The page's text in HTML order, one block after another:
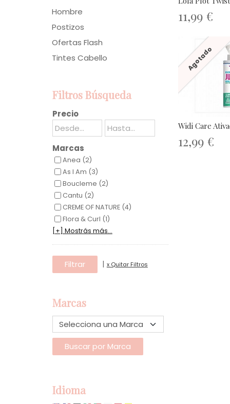
Hombre
Postizos
Ofertas Flash
Tintes Cabello
Filtros Búsqueda
Precio
Marcas
Anea (2)
As I Am (3)
Boucleme (2)
Cantu (2)
CREME OF NATURE (4)
Flora & Curl (1)
[+] Mostrás más...
| x Quitar Filtros
Marcas
Idioma
11,99 €
Agotado
Widi Care
12,99 €